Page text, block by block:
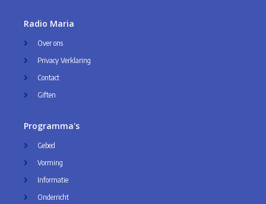
Radio Maria
Over ons
Privacy Verklaring
Contact
Giften
Programma's
Gebed
Vorming
Informatie
Onderricht